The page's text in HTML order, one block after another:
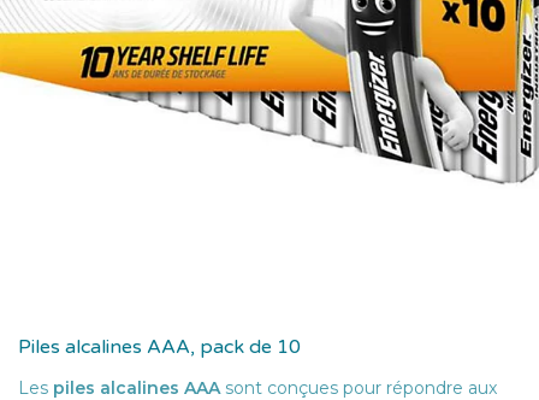
Piles alcalines AAA, pack de 10
Les piles alcalines AAAsont conçues pour répondre aux